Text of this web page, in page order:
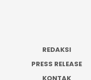
REDAKSI
PRESS RELEASE